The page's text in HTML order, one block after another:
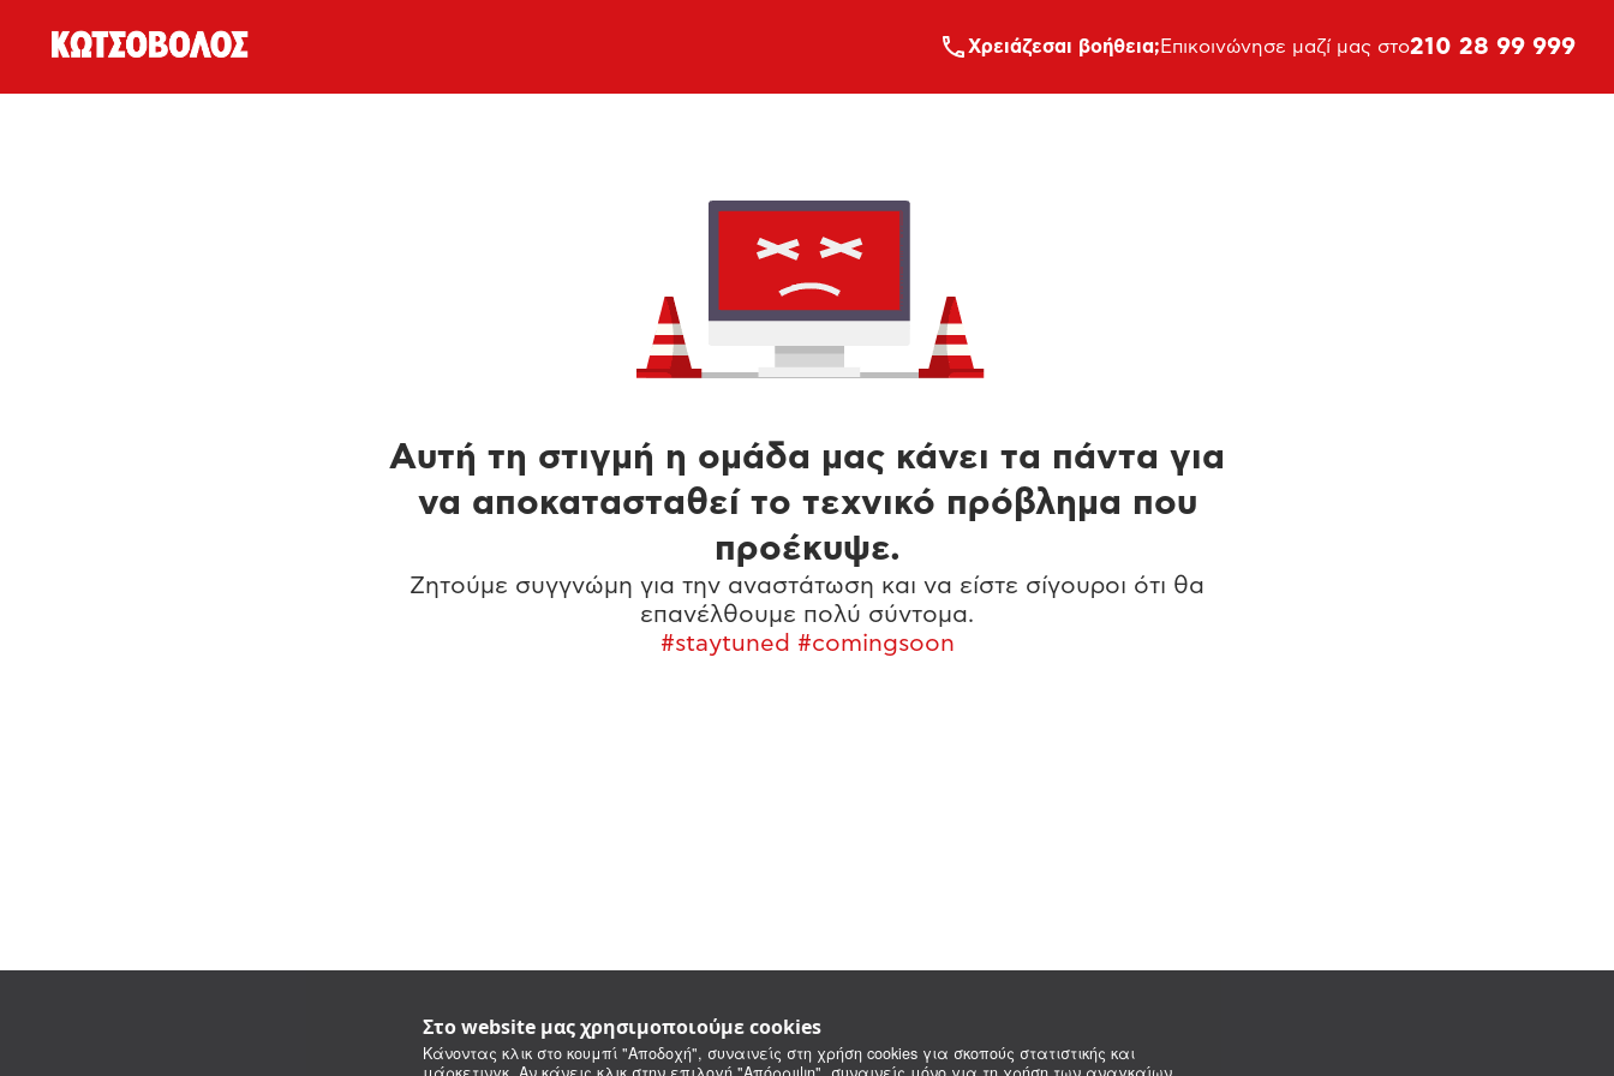
Στο website μας χρησιμοποιούμε cookies
Κάνοντας κλικ στο κουμπί "Αποδοχή", συναινείς στη χρήση cookies για σκοπούς στατιστικής και
Xρειάζεσαι βοήθεια; Επικοινώνησε μαζί μας στο210 28 99 999
Αυτή τη στιγμή η ομάδα μας κάνει τα πάντα για
να αποκατασταθεί το τεχνικό πρόβλημα που
προέκυψε.
Ζητούμε συγγνώμη για την αναστάτωση και να είστε σίγουροι ότι θα
επανέλθουμε πολύ σύντομα.
#staytuned #comingsoon